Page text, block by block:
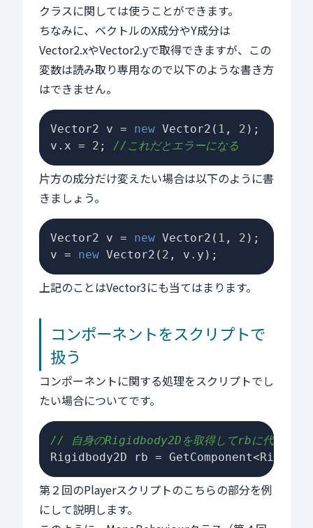
クラスに関しては使うことができます。
ちなみに、ベクトルのX成分やY成分は
Vector2.xやVector2.yで取得できますが、この
変数は読み取り専用なので以下のような書き方
はできません。
Vector2 v = new Vector2( 1 , 2 );
v.x = 2 ; //これだとエラーになる
片方の成分だけ変えたい場合は以下のように書
きましょう。
Vector2 v = new Vector2( 1 , 2 );
v = new Vector2( 2
上記のことはVector3にも当てはまります。
コンポーネントをスクリプトで
扱う
コンポーネントに関する処理をスクリプトでし
たい場合についてです。
// 自身のRigidbody2Dを取得してrbに代入
第２回のPlayerスクリプトのこちらの部分を例
にして説明します。